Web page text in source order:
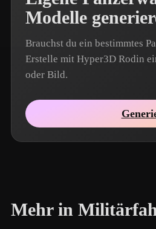
Modelle
Brauchst du ein bestimmtes
Erstelle mit Hyper3D Rodin
oder Bild.
Mehr in